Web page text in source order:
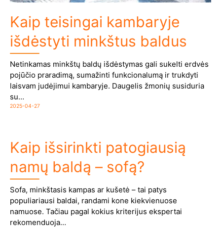
Kaip teisingai kambaryje
išdėstyti minkštus baldus
Netinkamas minkštų baldų išdėstymas gali sukelti erdvės
pojūčio praradimą, sumažinti funkcionalumą ir trukdyti
laisvam judėjimui kambaryje. Daugelis žmonių susiduria
su…
2025-04-27
Kaip išsirinkti patogiausią
namų baldą – sofą?
Sofa, minkštasis kampas ar kušetė – tai patys
populiariausi baldai, randami kone kiekvienuose
namuose. Tačiau pagal kokius kriterijus ekspertai
rekomenduoja…